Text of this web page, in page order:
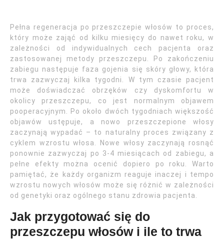
Pełna regeneracja po przeszczepie włosów to proces,
który może zająć od kilku miesięcy do nawet roku, w
zależności od indywidualnych cech pacjenta oraz
zastosowanej metody przeszczepu. Po zakończeniu
zabiegu następuje faza gojenia się skóry głowy, która
trwa zazwyczaj kilka tygodni. W tym czasie pacjent
może doświadczać obrzęków czy dyskomfortu w
okolicy przeszczepu, co jest normalnym objawem
pooperacyjnym. Po około dwóch tygodniach większość
objawów ustępuje, a nowo przeszczepione włosy
zaczynają wypadać – to naturalny proces związany z
cyklem wzrostu włosa. Nowe włosy zaczynają rosnąć
ponownie zazwyczaj po 3-4 miesiącach od zabiegu, a
pełne efekty można ocenić dopiero po roku. Warto
pamiętać, że każdy organizm reaguje inaczej i tempo
wzrostu nowych włosów może się różnić w zależności
od genetyki oraz ogólnego stanu zdrowia pacjenta.
Jak przygotować się do
przeszczepu włosów i ile to trwa